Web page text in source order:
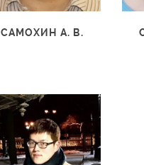
САМОХИН А. В.